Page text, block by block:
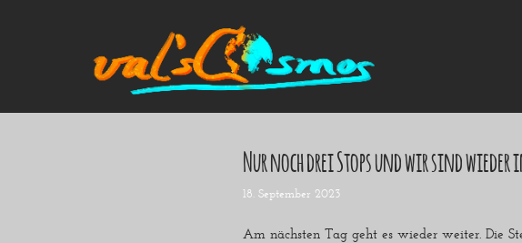
Startseite
Nur noch drei Stops und wir sind wieder
18. September 2023
Am nächsten Tag geht es wieder weiter. Die